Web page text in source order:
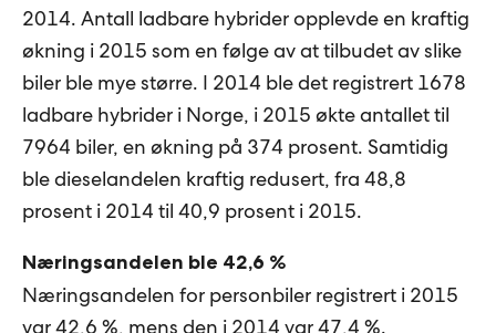
2014. Antall ladbare hybrider opplevde en kraftig
økning i 2015 som en følge av at tilbudet av slike
biler ble mye større. I 2014 ble det registrert 1678
ladbare hybrider i Norge, i 2015 økte antallet til
7964 biler, en økning på 374 prosent. Samtidig
ble dieselandelen kraftig redusert, fra 48,8
prosent i 2014 til 40,9 prosent i 2015.
Næringsandelen ble 42,6 %
Næringsandelen for personbiler registrert i 2015
var 42,6 %, mens den i 2014 var 47,4 %.